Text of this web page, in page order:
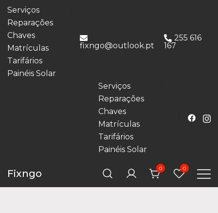
Serviços
Reparações
Chaves
Matrículas
Tarifários
Painéis Solar
fixngo@outlook.pt
255 616
167
Serviços
Reparações
Chaves
Matrículas
Tarifários
Painéis Solar
Fixngo 0 0